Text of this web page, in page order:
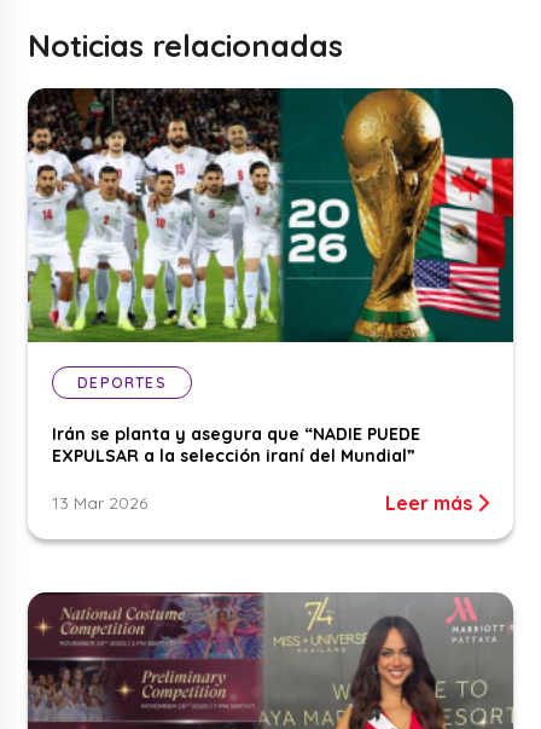
Noticias relacionadas
DEPORTES
Irán se planta y asegura que “NADIE PUEDE
EXPULSAR a la selección iraní del Mundial”
13 Mar 2026 Leer más